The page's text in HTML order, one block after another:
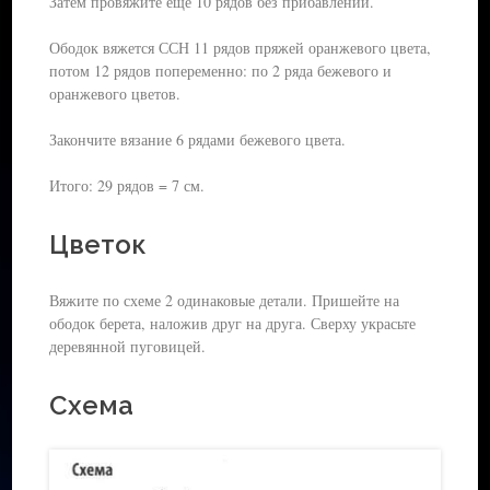
Ободок вяжется ССН 11 рядов пряжей оранжевого цвета,
потом 12 рядов попеременно: по 2 ряда бежевого и
оранжевого цветов.
Закончите вязание 6 рядами бежевого цвета.
Итого: 29 рядов = 7 см.
Цветок
Вяжите по схеме 2 одинаковые детали. Пришейте на
ободок берета, наложив друг на друга. Сверху украсьте
деревянной пуговицей.
Схема